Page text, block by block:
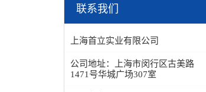
联系我们
上海首立实业有限公司
公司地址：
上海市闵行区古美路
1471号华城广场307室